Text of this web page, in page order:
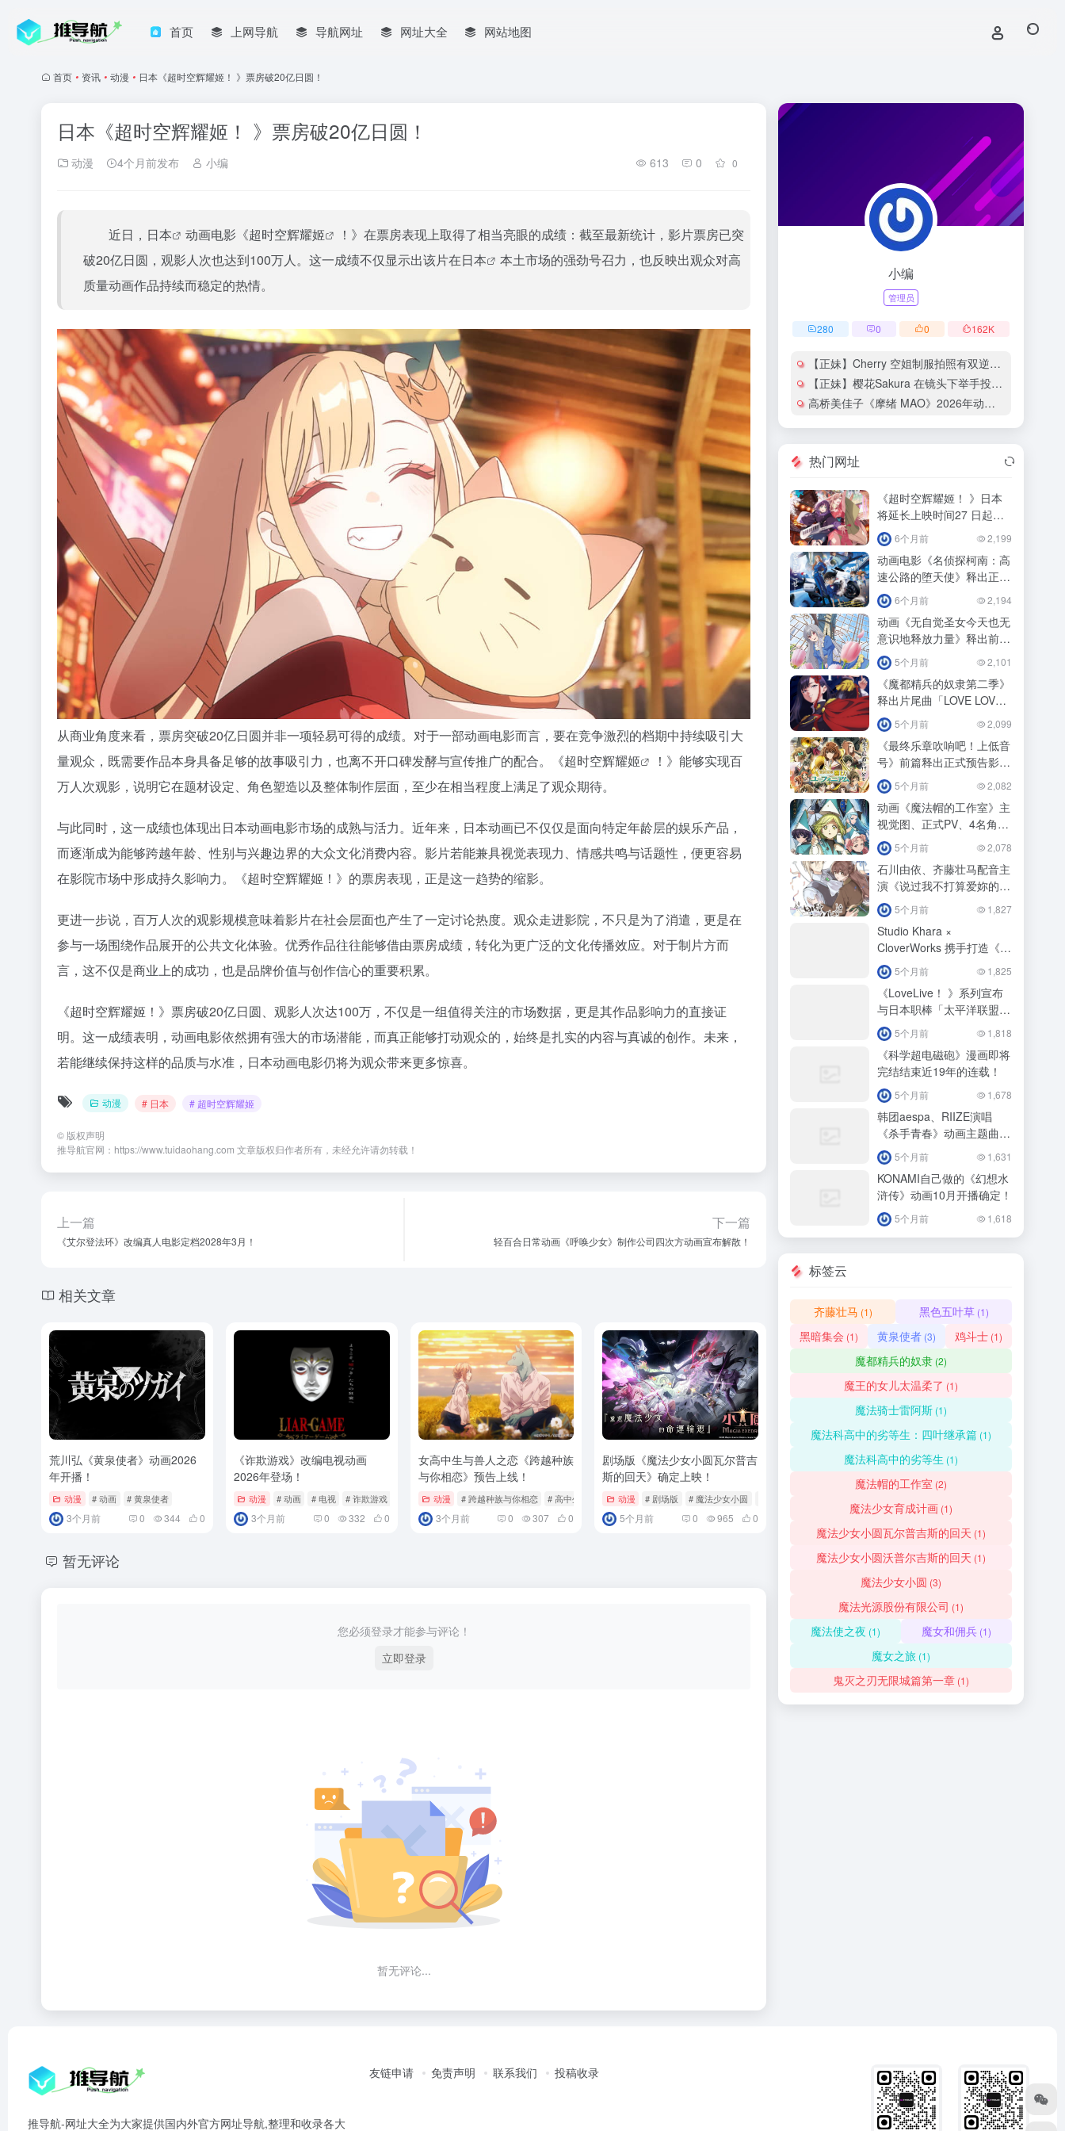
首页 上网导航 导航网址 网址大全 网站地图
首页 • 资讯 • 动漫 • 日本《超时空辉耀姬！ 》票房破20亿日圆！
日本《超时空辉耀姬！ 》票房破20亿日圆！
动漫 4个月前发布 小编 613 0 0
近日， 日本 动画电影《超时空辉耀姬
！》在票房表现上取得了相当亮眼的成绩：截至最新统计，影片票房已突
破20亿日圆，观影人次也达到100万人。这一成绩不仅显示出该片在日本
本土市场的强劲号召力，也反映出观众对高
质量动画作品持续而稳定的热情。
从商业角度来看，票房突破20亿日圆并非一项轻易可得的成绩。对于一部动画电影而言，要在竞争激烈的档期中持续吸引大
量观众，既需要作品本身具备足够的故事吸引力，也离不开口碑发酵与宣传推广的配合。《超时空辉耀姬
！》能够实现百
万人次观影，说明它在题材设定、角色塑造以及整体制作层面，至少在相当程度上满足了观众期待。
与此同时，这一成绩也体现出日本动画电影市场的成熟与活力。近年来，日本动画已不仅仅是面向特定年龄层的娱乐产品，
而逐渐成为能够跨越年龄、性别与兴趣边界的大众文化消费内容。影片若能兼具视觉表现力、情感共鸣与话题性，便更容易
在影院市场中形成持久影响力。《超时空辉耀姬！》的票房表现，正是这一趋势的缩影。
更进一步说，百万人次的观影规模意味着影片在社会层面也产生了一定讨论热度。观众走进影院，不只是为了消遣，更是在
参与一场围绕作品展开的公共文化体验。优秀作品往往能够借由票房成绩，转化为更广泛的文化传播效应。对于制片方而
言，这不仅是商业上的成功，也是品牌价值与创作信心的重要积累。
《超时空辉耀姬！》票房破20亿日圆、观影人次达100万，不仅是一组值得关注的市场数据，更是其作品影响力的直接证
明。这一成绩表明，动画电影依然拥有强大的市场潜能，而真正能够打动观众的，始终是扎实的内容与真诚的创作。未来，
若能继续保持这样的品质与水准，日本动画电影仍将为观众带来更多惊喜。
动漫 # 日本 # 超时空辉耀姬
© 版权声明
推导航官网：https://www.tuidaohang.com 文章版权归作者所有，未经允许请勿转载！
上一篇
《艾尔登法环》改编真人电影定档2028年3月！
下一篇
轻百合日常动画《呼唤少女》制作公司四次方动画宣布解散！
相关文章
荒川弘《黄泉使者》动画2026
年开播！
动漫 # 动画 # 黄泉使者
3个月前 0 344 0
《诈欺游戏》改编电视动画
2026年登场！
动漫 # 动画 # 电视 # 诈欺游戏
3个月前 0 332 0
女高中生与兽人之恋《跨越种族
与你相恋》预告上线！
动漫 # 跨越种族与你相恋 # 高中生
3个月前 0 307 0
剧场版《魔法少女小圆瓦尔普吉
斯的回天》确定上映！
动漫 # 剧场版 # 魔法少女小圆
5个月前 0 965 0
暂无评论
您必须登录才能参与评论！
立即登录
暂无评论...
小编
管理员
280 0 0 162K
【正妹】Cherry 空姐制服拍照有双逆天大长腿！
【正妹】樱花Sakura 在镜头下举手投足都散发热辣的魅力！
高桥美佳子《摩绪 MAO》2026年动画化确定！
热门网址
《超时空辉耀姬！ 》日本
将延长上映时间27 日起追
加「ray 超时空辉耀姬！
6个月前 2,199
动画电影《名侦探柯南：高
速公路的堕天使》释出正式
预告影！
6个月前 2,194
动画《无自觉圣女今天也无
意识地释放力量》释出前导
预告预定！
5个月前 2,101
《魔都精兵的奴隶第二季》
释出片尾曲「LOVE LOVE
ビーム」
5个月前 2,099
《最终乐章吹响吧！上低音
号》前篇释出正式预告影
片！ 5个月前 2,082
动画《魔法帽的工作室》主
视觉图、正式PV、4名角色
视觉图公开！
5个月前 2,078
石川由依、齐藤壮马配音主
演《说过我不打算爱妳的下
任公爵大人，不知为何竟然
对我溺爱有加》动画化！
5个月前 1,827
Studio Khara ×
CloverWorks 携手打造《福
音战士》新作释出特报影
像！
5个月前 1,825
《LoveLive！ 》系列宣布
与日本职棒「太平洋联盟6
球团」展开第3 波合作！
5个月前 1,818
《科学超电磁砲》漫画即将
完结结束近19年的连载！
5个月前 1,678
韩团aespa、RIIZE演唱
《杀手青春》动画主题曲
4/11正式播出！
5个月前 1,631
KONAMI自己做的《幻想水
浒传》动画10月开播确定！
5个月前 1,618
标签云
齐藤壮马 (1) 黑色五叶草(1)
黑暗集会 (1) 黄泉使者 (3) 鸡斗士 (1)
魔都精兵的奴隶 (2)
魔王的女儿太温柔了 (1)
魔法骑士雷阿斯 (1)
魔法科高中的劣等生：四叶继承篇 (1)
魔法科高中的劣等生 (1)
魔法帽的工作室 (2)
魔法少女育成计画 (1)
魔法少女小圆瓦尔普吉斯的回天 (1)
魔法少女小圆沃普尔吉斯的回天 (1)
魔法少女小圆 (3)
魔法光源股份有限公司 (1)
魔法使之夜 (1) 魔女和佣兵 (1)
魔女之旅 (1)
鬼灭之刃无限城篇第一章 (1)
推导航-网址大全为大家提供国内外官方网址导航,整理和收录各大
友链申请 免责声明 联系我们 投稿收录